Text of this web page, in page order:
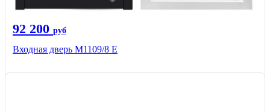
92 200 руб
Входная дверь М1109/8 E